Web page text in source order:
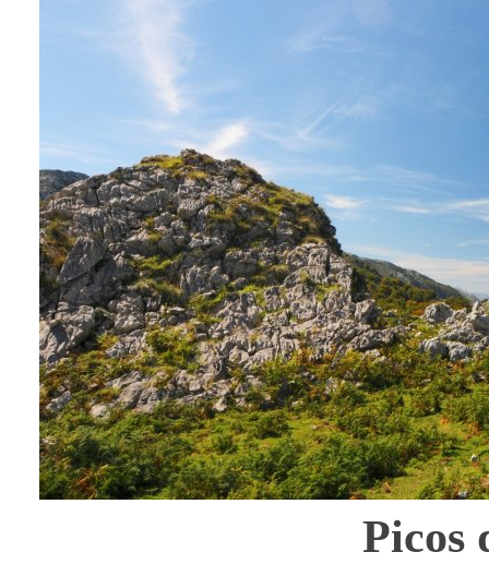
Picos